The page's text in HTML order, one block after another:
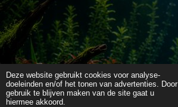
Deze website gebruikt cookies voor analyse-
doeleinden en/of het tonen van advertenties. Door
gebruik te blijven maken van de site gaat u
hiermee akkoord.